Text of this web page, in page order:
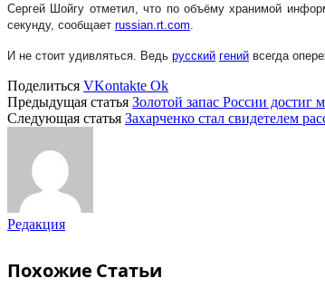
Сергей Шойгу отметил, что по объёму хранимой
секунду, сообщает russian.rt.com.
И не стоит удивляться. Ведь русский гений всегда
Поделиться VKontakte Ok
Предыдущая статья Золотой запас России достиг
Следующая статья Захарченко стал свидетелем
Редакция
Похожие Статьи